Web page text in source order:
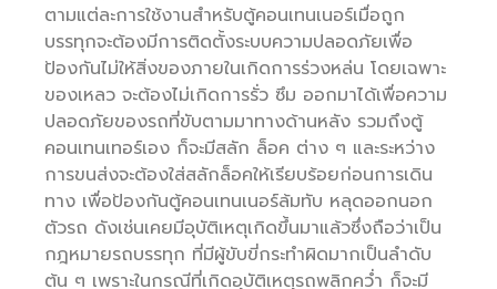
ตามแต่ละการใช้งานสำหรับตู้คอนเทนเนอร์เมื่อถูก
บรรทุกจะต้องมีการติดตั้งระบบความปลอดภัยเพื่อ
ป้องกันไม่ให้สิ่งของภายในเกิดการร่วงหล่น โดยเฉพาะ
ของเหลว จะต้องไม่เกิดการรั่ว ซึม ออกมาได้เพื่อความ
ปลอดภัยของรถที่ขับตามมาทางด้านหลัง รวมถึงตู้
คอนเทนเทอร์เอง ก็จะมีสลัก ล็อค ต่าง ๆ และระหว่าง
การขนส่งจะต้องใส่สลักล็อคให้เรียบร้อยก่อนการเดิน
ทาง เพื่อป้องกันตู้คอนเทนเนอร์ล้มทับ หลุดออกนอก
ตัวรถ ดังเช่นเคยมีอุบัติเหตุเกิดขึ้นมาแล้วซึ่งถือว่าเป็น
กฎหมายรถบรรทุก ที่มีผู้ขับขี่กระทำผิดมากเป็นลำดับ
ต้น ๆ เพราะในกรณีที่เกิดอุบัติเหตุรถพลิกคว่ำ ก็จะมี